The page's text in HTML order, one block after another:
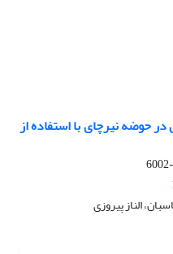
حوضه نیرچای با استفاده از
الناز پیروزی